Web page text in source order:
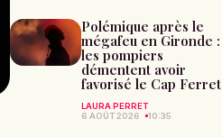
Polémique après le
mégafeu en Gironde :
les pompiers
démentent avoir
favorisé le Cap Ferret
LAURA PERRET
6 AOÛT 2026
10:35